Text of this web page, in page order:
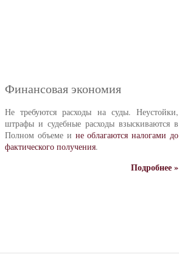
Финансовая экономия
Не требуются расходы на суды. Неустойки,
штрафы и судебные расходы взыскиваются в
Полном объеме и не облагаются налогами до
фактического получения.
Подробнее »